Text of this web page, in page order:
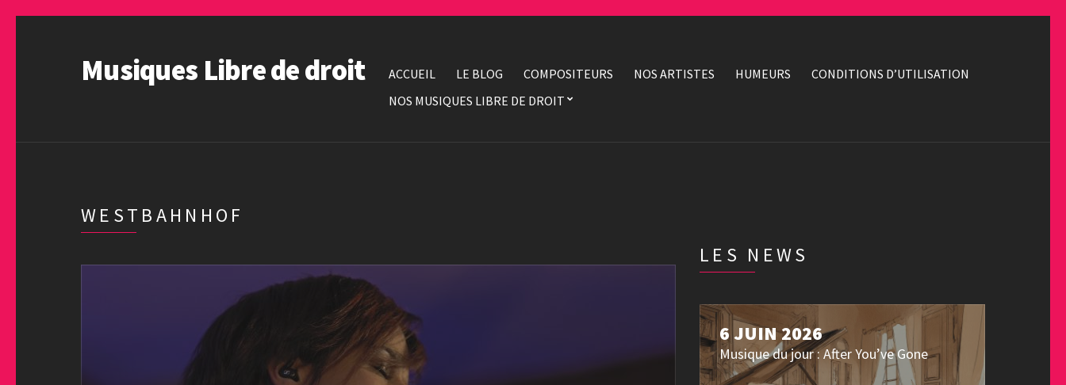
Musiques Libre de droit ACCUEIL LE BLOG COMPOSITEURS NOS ARTISTES HUMEURS
CONDITIONS D’UTILISATION
NOS MUSIQUES LIBRE DE DROIT
WESTBAHNHOF
LES NEWS
6 JUIN 2026
Musique du jour : After You’ve Gone